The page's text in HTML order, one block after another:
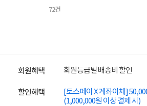
72건
회원혜택 회원등급별 배송비 할인
할인혜택
[토스페이 X 계좌이체]
(1,000,000원 이상 결제 시)